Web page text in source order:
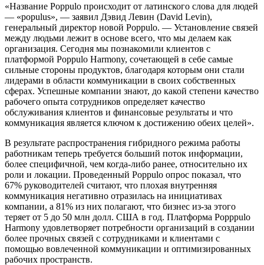
«Название Poppulo происходит от латинского слова для людей
— «populus», — заявил Дэвид Левин (David Levin),
генеральный директор новой Poppulo. — Установление связей
между людьми лежит в основе всего, что мы делаем как
организация. Сегодня мы познакомили клиентов с
платформой Poppulo Harmony, сочетающей в себе самые
сильные стороны продуктов, благодаря которым они стали
лидерами в области коммуникации в своих собственных
сферах. Успешные компании знают, до какой степени качество
рабочего опыта сотрудников определяет качество
обслуживания клиентов и финансовые результаты и что
коммуникация является ключом к достижению обеих целей».
В результате распространения гибридного режима работы
работникам теперь требуется больший поток информации,
более специфичной, чем когда-либо ранее, относительно их
роли и локации. Проведенный Poppulo опрос показал, что
67% руководителей считают, что плохая внутренняя
коммуникация негативно отразилась на инициативах
компании, а 81% из них полагают, что бизнес из-за этого
теряет от 5 до 50 млн долл. США в год. Платформа Popppulo
Harmony удовлетворяет потребности организаций в создании
более прочных связей с сотрудниками и клиентами с
помощью вовлеченной коммуникации и оптимизированных
рабочих пространств.